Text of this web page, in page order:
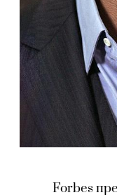
Forbes